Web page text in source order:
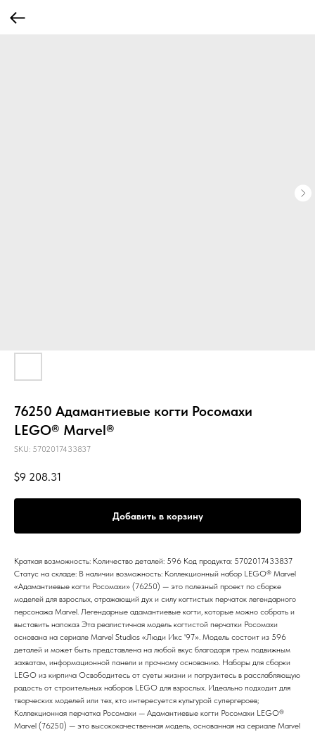
76250 Адамантиевые когти Росомахи
LEGO® Marvel®
SKU: 5702017433837
$9 208.31
Добавить в корзину
Краткая возможность: Количество деталей: 596 Код продукта: 5702017433837
Статус на складе: В наличии возможность: Коллекционный набор LEGO® Marvel
«Адамантиевые когти Росомахи» (76250) — это полезный проект по сборке
моделей для взрослых, отражающий дух и силу когтистых перчаток легендарного
персонажа Marvel. Легендарные адамантиевые когти, которые можно собрать и
выставить напоказ Эта реалистичная модель когтистой перчатки Росомахи
основана на сериале Marvel Studios «Люди Икс '97». Модель состоит из 596
деталей и может быть представлена на любой вкус благодаря трем подвижным
захватам, информационной панели и прочному основанию. Наборы для сборки
LEGO из кирпича Освободитесь от суеты жизни и погрузитесь в расслабляющую
радость от строительных наборов LEGO для взрослых. Идеально подходит для
творческих моделей или тех, кто интересуется культурой супергероев;
Коллекционная перчатка Росомахи — Адамантиевые когти Росомахи LEGO®
Marvel (76250) — это высококачественная модель, основанная на сериале Marvel